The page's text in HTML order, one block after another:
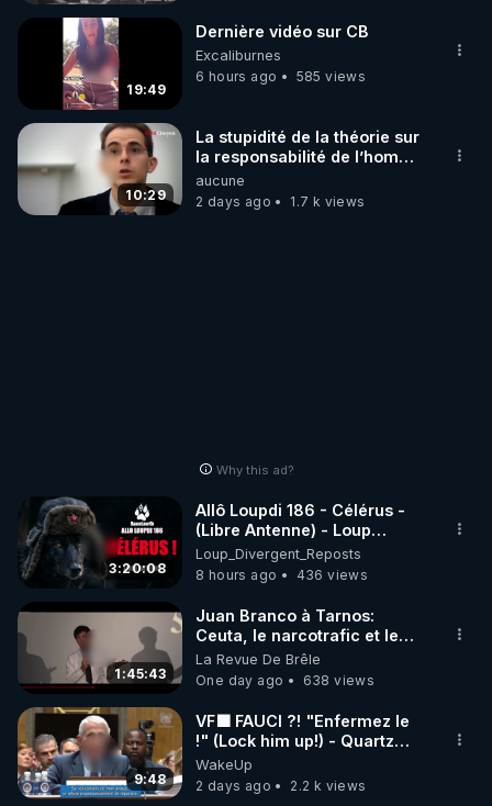
19:49
Dernière vidéo sur CB
Excaliburnes
6 hours ago
585 views
10:29
La stupidité de la théorie sur
la responsabilité de l’homme
concernant le dioxyde de
carbone.
aucune
2 days ago
1.7 k views
Why this ad?
3:20:08
Allô Loupdi 186 - Célérus -
(Libre Antenne) - Loup
Divergent 2026.08.06
Loup_Divergent_Reposts
8 hours ago
436 views
1:45:43
Juan Branco à Tarnos:
Ceuta, le narcotrafic et le
pouvoir en France
La Revue De Brêle
One day ago
638 views
9:48
VF🟩 FAUCI ?! "Enfermez le
!" (Lock him up!) - Quartz
Traduction
WakeUp
2 days ago
2.2 k views